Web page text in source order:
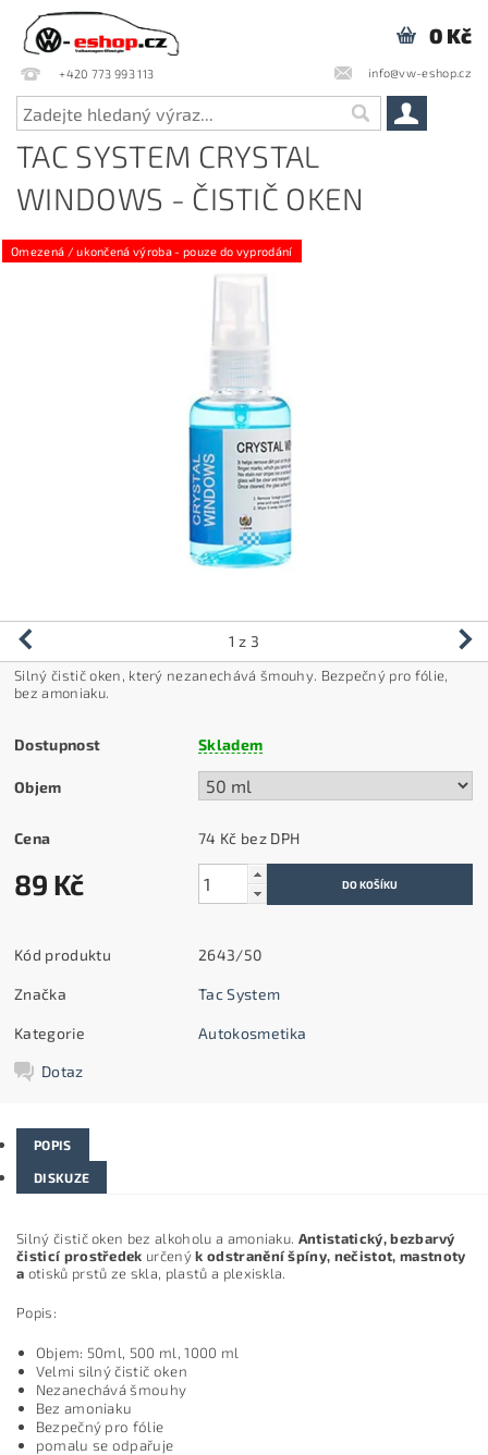
+420 773 993 113 info@vw-eshop.cz
0 Kč
TAC SYSTEM CRYSTAL
WINDOWS - ČISTIČ OKEN
Omezená / ukončená výroba - pouze do vyprodání
1 z 3
Silný čistič oken, který nezanechává šmouhy. Bezpečný pro fólie,
bez amoniaku.
Dostupnost Skladem
Objem
Cena 74 Kč bez DPH
89 Kč
Kód produktu 2643/50
Značka Tac System
Kategorie Autokosmetika
Dotaz
POPIS
DISKUZE
Silný čistič oken bez alkoholu a amoniaku. Antistatický, bezbarvý
čisticí prostředek určenýk odstranění špíny, nečistot, mastnoty
a otisků prstů ze skla, plastů a plexiskla.
Popis:
Objem: 50ml, 500 ml, 1000 ml
Velmi silný čistič oken
Nezanechává šmouhy
Bez amoniaku
Bezpečný pro fólie
pomalu se odpařuje